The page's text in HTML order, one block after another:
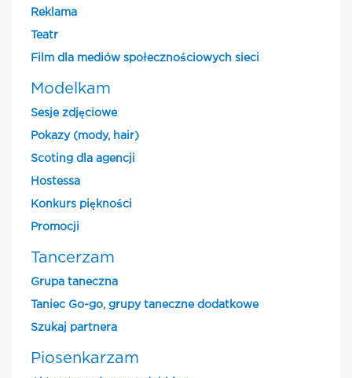
Reklama
Teatr
Film dla mediów społecznościowych sieci
Modelkam
Sesje zdjęciowe
Pokazy (mody, hair)
Scoting dla agencji
Hostessa
Konkurs piękności
Promocji
Tancerzam
Grupa taneczna
Taniec Go-go, grupy taneczne dodatkowe
Szukaj partnera
Piosenkarzam